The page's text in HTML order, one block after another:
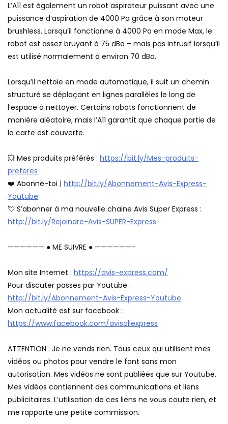
L’A11 est également un robot aspirateur puissant avec une
puissance d’aspiration de 4000 Pa grâce à son moteur
brushless. Lorsqu’il fonctionne à 4000 Pa en mode Max, le
robot est assez bruyant à 75 dBa – mais pas intrusif lorsqu’il
est utilisé normalement à environ 70 dBa.
Lorsqu’il nettoie en mode automatique, il suit un chemin
structuré se déplaçant en lignes parallèles le long de
l’espace à nettoyer. Certains robots fonctionnent de
manière aléatoire, mais l’A11 garantit que chaque partie de
la carte est couverte.
💥 Mes produits préférés : https://bit.ly/Mes-produits-
preferes
❤️ Abonne-toi | http://bit.ly/Abonnement-Avis-Express-
Youtube
💘 S’abonner à ma nouvelle chaine Avis Super Express :
http://bit.ly/Rejoindre-Avis-SUPER-Express
—————— ● ME SUIVRE ● ——————-
Mon site Internet : https://avis-express.com/
Pour discuter passes par Youtube :
http://bit.ly/Abonnement-Avis-Express-Youtube
Mon actualité est sur facebook :
https://www.facebook.com/avisaliexpress
ATTENTION : Je ne vends rien. Tous ceux qui utilisent mes
vidéos ou photos pour vendre le font sans mon
autorisation. Mes vidéos ne sont publiées que sur Youtube.
Mes vidéos contiennent des communications et liens
publicitaires. L’utilisation de ces liens ne vous coute rien, et
me rapporte une petite commission.